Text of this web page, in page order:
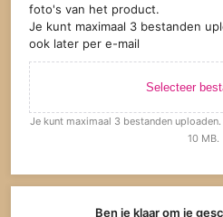
foto's van het product.
Je kunt maximaal 3 bestanden
ook later per e-mail
Selecteer
Je kunt maximaal 3 bestanden
10 MB.
Ben je klaar om je